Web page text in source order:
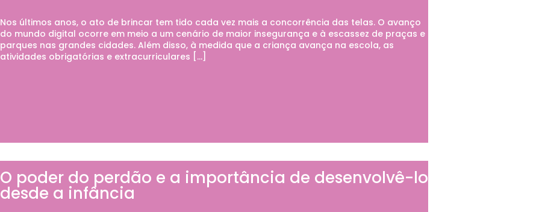
Nos últimos anos, o ato de brincar tem tido cada vez mais a concorrência das telas. O avanço
do mundo digital ocorre em meio a um cenário de maior insegurança e à escassez de praças e
parques nas grandes cidades. Além disso, à medida que a criança avança na escola, as
atividades obrigatórias e extracurriculares […]
O poder do perdão e a importância de desenvolvê-lo
desde a infância